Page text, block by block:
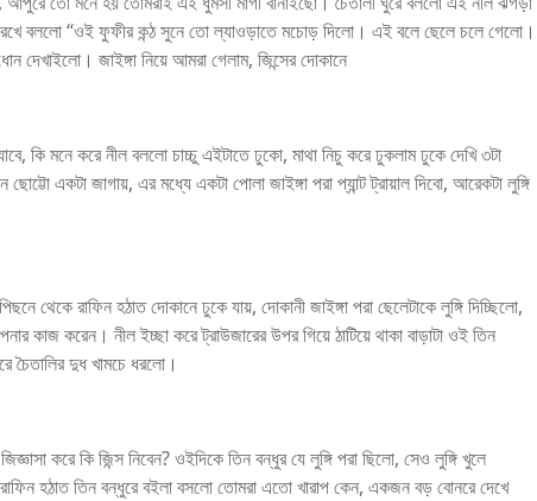
রেখে বললো “ওই ফুফীর কন্ঠ সুনে তো ল্যাওড়াতে মচোড় দিলো। এই বলে ছেলে চলে গেলো।
দেখাইলো। জাইঙ্গা নিয়ে আমরা গেলাম, জিন্সের দোকানে
কি মনে করে নীল বললো চাচ্চু এইটাতে ঢুকো, মাথা নিচু করে ঢুকলাম ঢুকে দেখি ৩টা
একটা জাগায়, এর মধ্যে একটা পোলা জাইঙ্গা পরা প্যান্ট ট্রায়াল দিবো, আরেকটা লুঙ্গি
থেকে রাফিন হঠাত দোকানে ঢুকে যায়, দোকানী জাইঙ্গা পরা ছেলেটাকে লুঙ্গি দিচ্ছিলো,
করেন। নীল ইচ্ছা করে ট্রাউজারের উপর গিয়ে ঠাটিয়ে থাকা বাড়াটা ওই তিন
চৈতালির দুধ খামচে ধরলো।
করে কি জিন্স নিবেন? ওইদিকে তিন বন্ধুর যে লুঙ্গি পরা ছিলো, সেও লুঙ্গি খুলে
হঠাত তিন বন্ধুরে বইলা বসলো তোমরা এতো খারাপ কেন, একজন বড় বোনরে দেখে